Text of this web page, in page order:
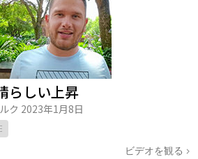
らしい上昇
ク 2023年1月8日
ビデオを観る